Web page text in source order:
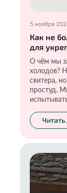
5 ноября
Как не
для
О чём мы
холодов?
свитера,
простуд.
прочие
иммунную
кому-то
работают.